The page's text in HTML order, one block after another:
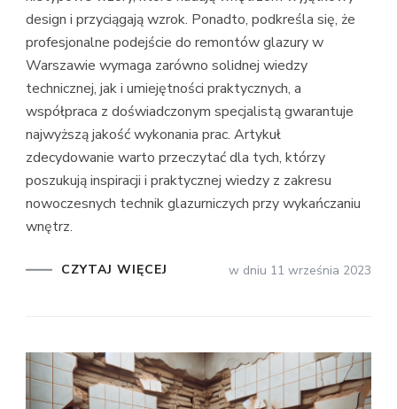
design i przyciągają wzrok. Ponadto, podkreśla się, że
profesjonalne podejście do remontów glazury w
Warszawie wymaga zarówno solidnej wiedzy
technicznej, jak i umiejętności praktycznych, a
współpraca z doświadczonym specjalistą gwarantuje
najwyższą jakość wykonania prac. Artykuł
zdecydowanie warto przeczytać dla tych, którzy
poszukują inspiracji i praktycznej wiedzy z zakresu
nowoczesnych technik glazurniczych przy wykańczaniu
wnętrz.
CZYTAJ WIĘCEJ w dniu 11 września 2023